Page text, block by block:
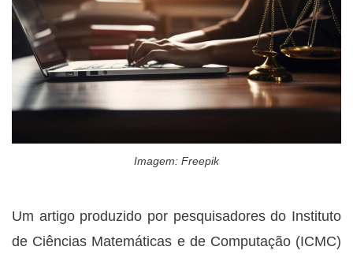
Imagem: Freepik
Um artigo produzido por pesquisadores do Instituto
de Ciências Matemáticas e de Computação (ICMC)